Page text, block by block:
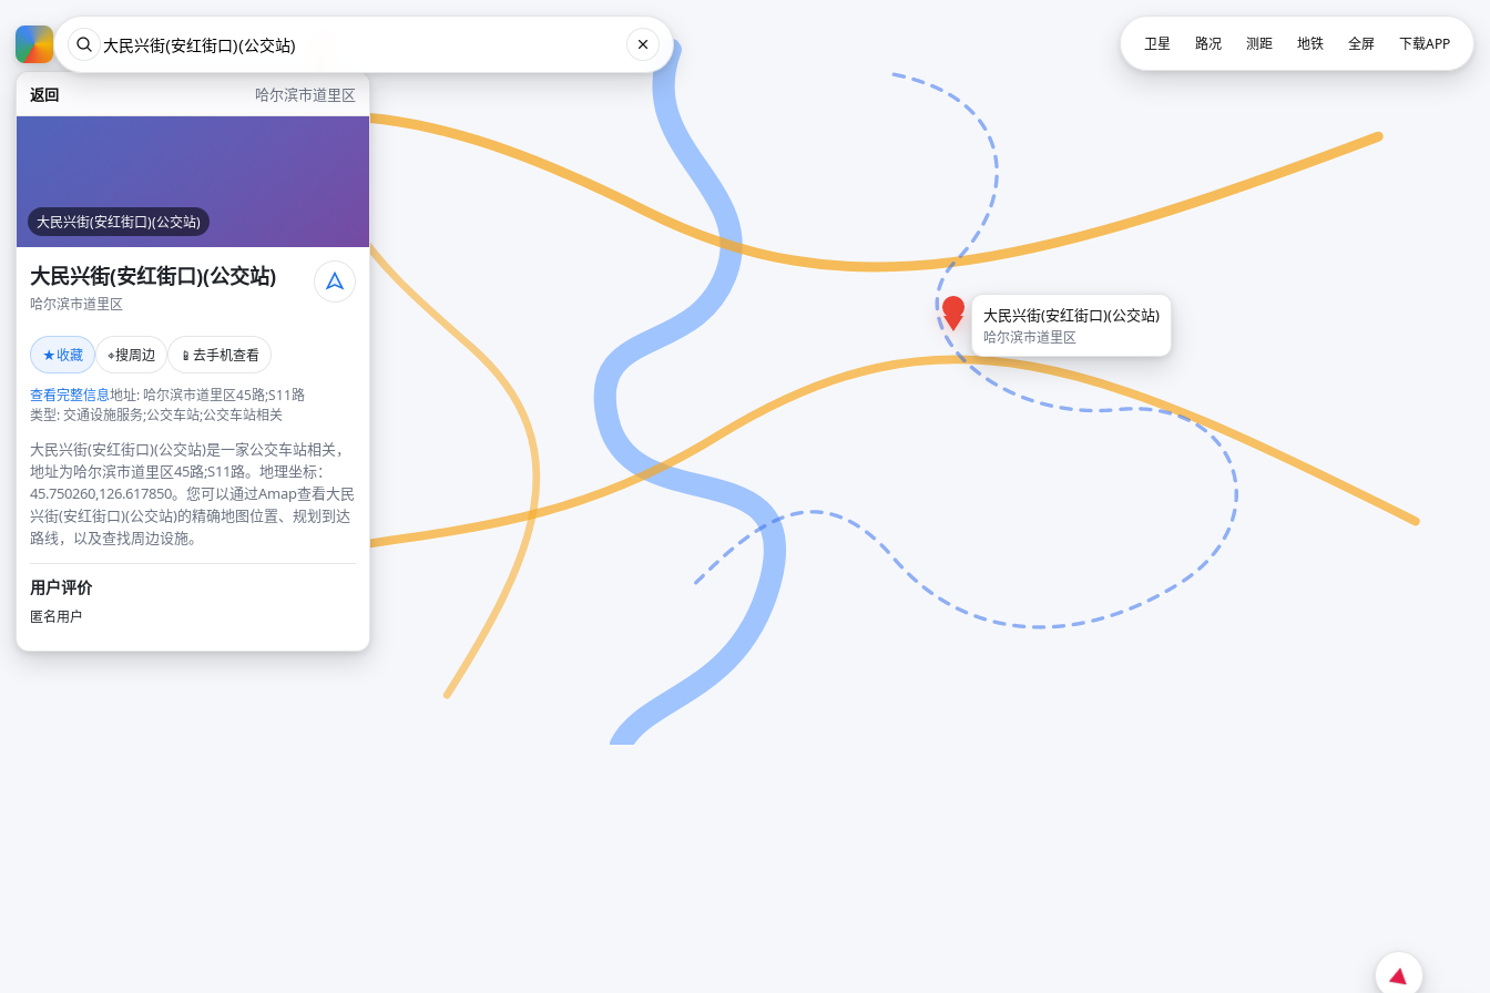
返回 哈尔滨市道里区
大民兴街(安红街口)(公交站)
大民兴街(安红街口)(公交站)
哈尔滨市道里区
★收藏 ⌖搜周边 📱 去手机查看
查看完整信息地址: 哈尔滨市道里区45路;S11路
类型: 交通设施服务;公交车站;公交车站相关
大民兴街(安红街口)(公交站)是一家公交车站相关，
地址为哈尔滨市道里区45路;S11路。地理坐标：
45.750260,126.617850。您可以通过Amap查看大民
兴街(安红街口)(公交站)的精确地图位置、规划到达
路线，以及查找周边设施。
用户评价
匿名用户
大民兴街(安红街口)(公交站)
哈尔滨市道里区
卫星 路况 测距 地铁 全屏 下载APP